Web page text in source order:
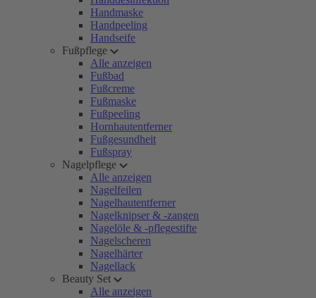
Handmaske
Handpeeling
Handseife
Fußpflege
Alle anzeigen
Fußbad
Fußcreme
Fußmaske
Fußpeeling
Hornhautentferner
Fußgesundheit
Fußspray
Nagelpflege
Alle anzeigen
Nagelfeilen
Nagelhautentferner
Nagelknipser & -zangen
Nagelöle & -pflegestifte
Nagelscheren
Nagelhärter
Nagellack
Beauty Set
Alle anzeigen